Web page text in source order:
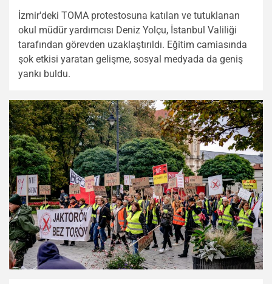
İzmir'deki TOMA protestosuna katılan ve tutuklanan
okul müdür yardımcısı Deniz Yolçu, İstanbul Valiliği
tarafından görevden uzaklaştırıldı. Eğitim camiasında
şok etkisi yaratan gelişme, sosyal medyada da geniş
yankı buldu.